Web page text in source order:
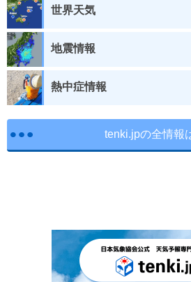
世界天気
地震情報
熱中症情報
tenki.jpの全情報